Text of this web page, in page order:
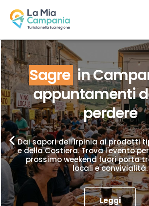
Sagre in
appuntamenti
perdere
Dai sapori dell'Irpinia ai prodotti
e della Costiera. Trova l'evento
prossimo weekend fuori porta
locali e convivialità.
Leggi